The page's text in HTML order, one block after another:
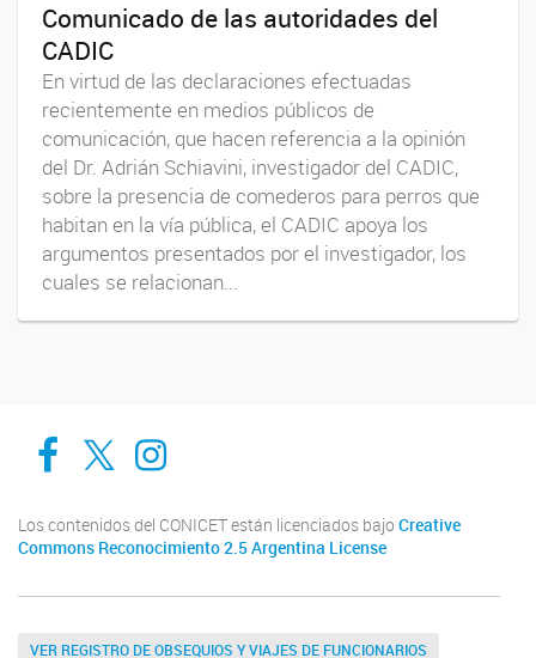
Comunicado de las autoridades del
CADIC
En virtud de las declaraciones efectuadas
recientemente en medios públicos de
comunicación, que hacen referencia a la opinión
del Dr. Adrián Schiavini, investigador del CADIC,
sobre la presencia de comederos para perros que
habitan en la vía pública, el CADIC apoya los
argumentos presentados por el investigador, los
cuales se relacionan...
Cadic en RedCADIC Ushuaia
Cadic en Red
Los contenidos del CONICET están licenciados bajo Creative
Commons Reconocimiento 2.5 Argentina License
VER REGISTRO DE OBSEQUIOS Y VIAJES DE FUNCIONARIOS